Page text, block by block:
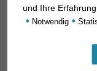
und Ihre
• Notwendig •